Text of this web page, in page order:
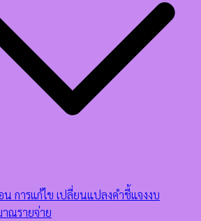
น การแก้ไข เปลี่ยนแปลงคำชี้แจงงบ
ณรายจ่าย